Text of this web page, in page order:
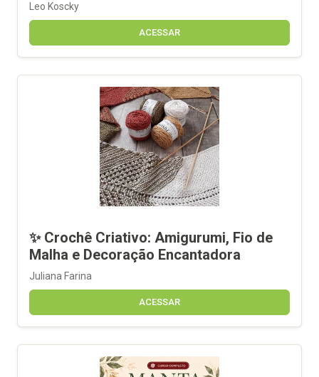
Leo Koscky
ACESSAR
✨ Crochê Criativo: Amigurumi, Fio de
Malha e Decoração Encantadora
Juliana Farina
ACESSAR